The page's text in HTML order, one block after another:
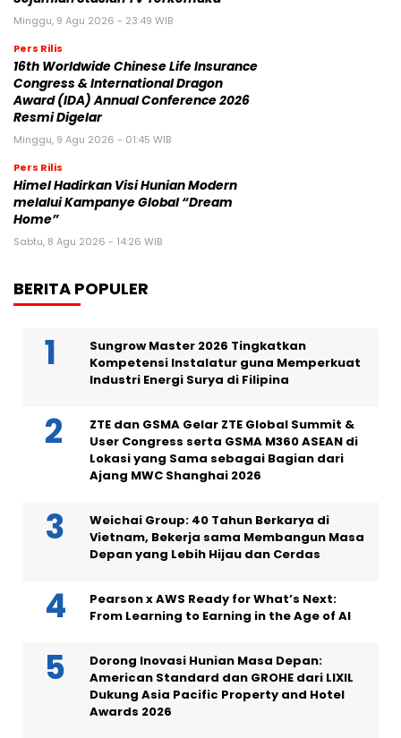
Minggu, 9 Agu 2026 - 23:49 WIB
Pers Rilis
16th Worldwide Chinese Life Insurance
Congress & International Dragon
Award (IDA) Annual Conference 2026
Resmi Digelar
Minggu, 9 Agu 2026 - 01:45 WIB
Pers Rilis
Himel Hadirkan Visi Hunian Modern
melalui Kampanye Global “Dream
Home”
Sabtu, 8 Agu 2026 - 14:26 WIB
BERITA POPULER
Sungrow Master 2026 Tingkatkan
Kompetensi Instalatur guna Memperkuat
Industri Energi Surya di Filipina
ZTE dan GSMA Gelar ZTE Global Summit &
User Congress serta GSMA M360 ASEAN di
Lokasi yang Sama sebagai Bagian dari
Ajang MWC Shanghai 2026
Weichai Group: 40 Tahun Berkarya di
Vietnam, Bekerja sama Membangun Masa
Depan yang Lebih Hijau dan Cerdas
Pearson x AWS Ready for What’s Next:
From Learning to Earning in the Age of AI
Dorong Inovasi Hunian Masa Depan:
American Standard dan GROHE dari LIXIL
Dukung Asia Pacific Property and Hotel
Awards 2026